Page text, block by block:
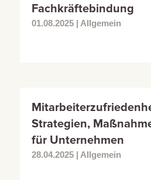
Fachkräftebindung
01.08.2025| Allgemein
Strategien,
für Unternehmen
28.04.2025| Allgemein